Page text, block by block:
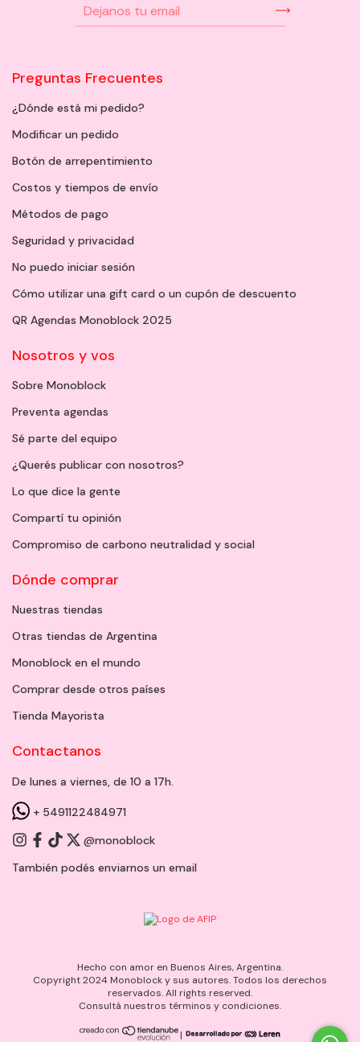
Preguntas Frecuentes
¿Dónde está mi pedido?
Modificar un pedido
Botón de arrepentimiento
Costos y tiempos de envío
Métodos de pago
Seguridad y privacidad
No puedo iniciar sesión
Cómo utilizar una gift card o un cupón de descuento
QR Agendas Monoblock 2025
Nosotros y vos
Sobre Monoblock
Preventa agendas
Sé parte del equipo
¿Querés publicar con nosotros?
Lo que dice la gente
Compartí tu opinión
Compromiso de carbono neutralidad y social
Dónde comprar
Nuestras tiendas
Otras tiendas de Argentina
Monoblock en el mundo
Comprar desde otros países
Tienda Mayorista
Contactanos
De lunes a viernes, de 10 a 17h.
+ 5491122484971
@monoblock
También podés enviarnos un email
Hecho con amor en Buenos Aires, Argentina.
Copyright 2024 Monoblock y sus autores. Todos los derechos
reservados. All rights reserved.
Consultá nuestros términos y condiciones.
|